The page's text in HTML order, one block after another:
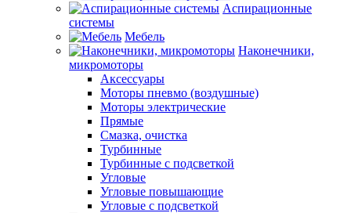
Аспирационные
системы
Мебель
Наконечники,
микромоторы
Аксессуары
Моторы пневмо (воздушные)
Моторы электрические
Прямые
Смазка, очистка
Турбинные
Турбинные с подсветкой
Угловые
Угловые повышающие
Угловые с подсветкой